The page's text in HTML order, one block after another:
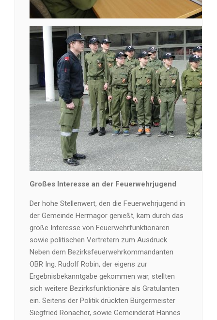
Großes Interesse an der Feuerwehrjugend
Der hohe Stellenwert, den die Feuerwehrjugend in
der Gemeinde Hermagor genießt, kam durch das
große Interesse von Feuerwehrfunktionären
sowie politischen Vertretern zum Ausdruck.
Neben dem Bezirksfeuerwehrkommandanten
OBR Ing. Rudolf Robin, der eigens zur
Ergebnisbekanntgabe gekommen war, stellten
sich weitere Bezirksfunktionäre als Gratulanten
ein. Seitens der Politik drückten Bürgermeister
Siegfried Ronacher, sowie Gemeinderat Hannes